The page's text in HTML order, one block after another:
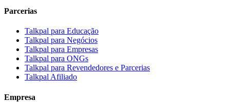
Parcerias
Talkpal para Educação
Talkpal para Negócios
Talkpal para Empresas
Talkpal para ONGs
Talkpal para Revendedores e Parcerias
Talkpal Afiliado
Empresa